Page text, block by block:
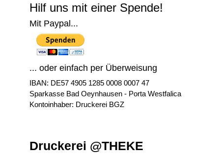
Hilf uns mit einer Spende!
Mit Paypal...
... oder einfach per Überweisung
IBAN: DE57 4905 1285 0008 0007 47
Sparkasse Bad Oeynhausen - Porta Westfalica
Kontoinhaber: Druckerei BGZ
Druckerei @THEKE